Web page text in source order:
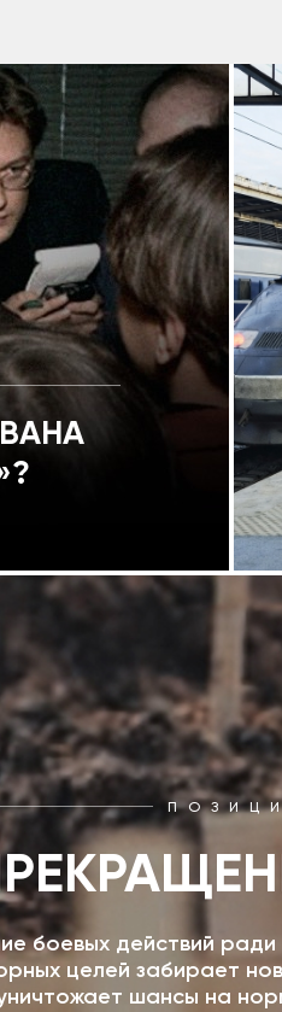
боевых действий ради
целей забирает
шансы на